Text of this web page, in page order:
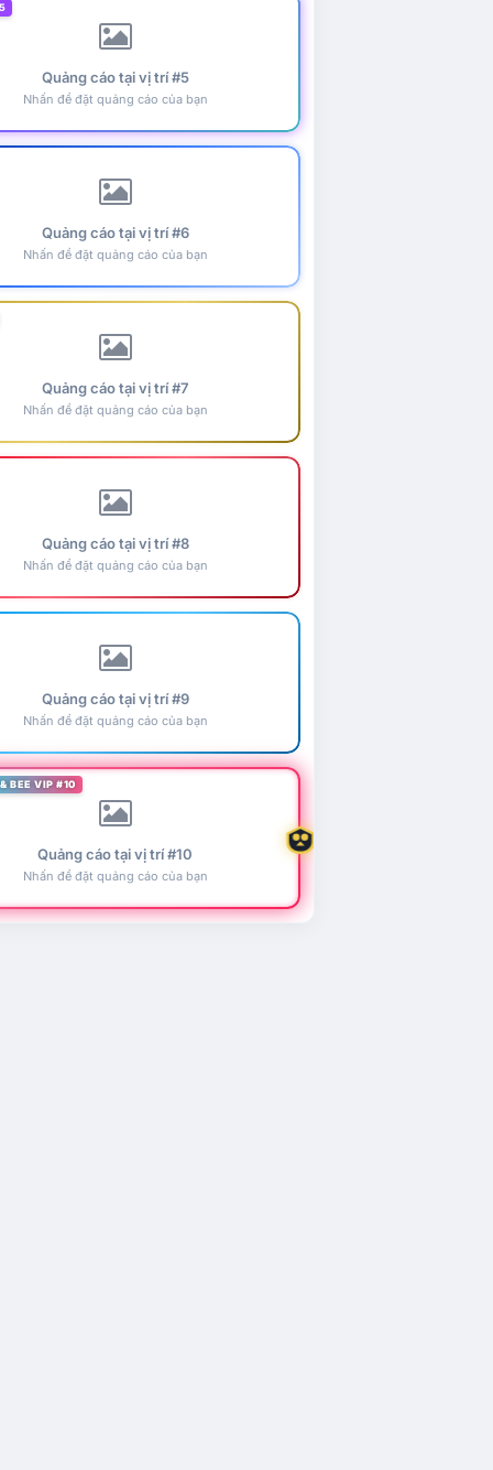
Quảng cáo tại vị trí #5
Nhấn để đặt quảng cáo của bạn
Quảng cáo tại vị trí #6
Nhấn để đặt quảng cáo của bạn
Quảng cáo tại vị trí #7
Nhấn để đặt quảng cáo của bạn
Quảng cáo tại vị trí #8
Nhấn để đặt quảng cáo của bạn
Quảng cáo tại vị trí #9
Nhấn để đặt quảng cáo của bạn
BEE VIP #10
Quảng cáo tại vị trí #10
Nhấn để đặt quảng cáo của bạn